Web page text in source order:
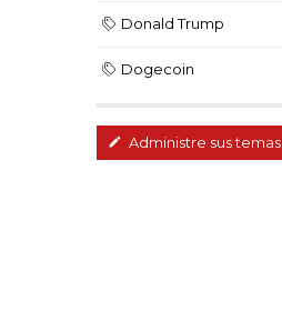
Donald Trump
Dogecoin
Administre sus temas